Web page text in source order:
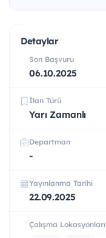
Detaylar
Son Başvuru
06.10.2025
İlan Türü
Yarı Zamanlı
Departman
-
Yayınlanma Tarihi
22.09.2025
Çalışma Lokasyonları